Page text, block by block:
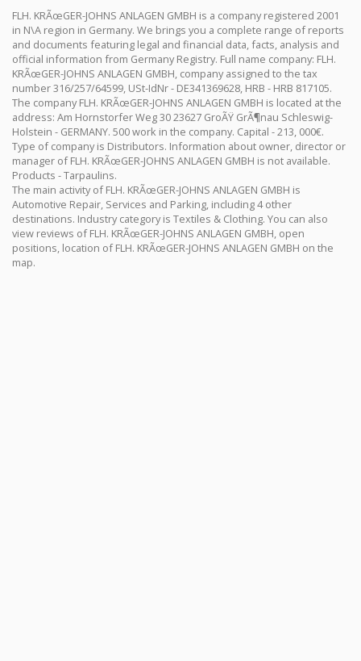
FLH. KRÃœGER-JOHNS ANLAGEN GMBH is a company registered 2001
in N\A region in Germany. We brings you a complete range of reports
and documents featuring legal and financial data, facts, analysis and
official information from Germany Registry. Full name company: FLH.
KRÃœGER-JOHNS ANLAGEN GMBH, company assigned to the tax
number 316/257/64599, USt-IdNr - DE341369628, HRB - HRB 817105.
The company FLH. KRÃœGER-JOHNS ANLAGEN GMBH is located at the
address: Am Hornstorfer Weg 30 23627 GroÃŸ GrÃ¶nau Schleswig-
Holstein - GERMANY. 500 work in the company. Capital - 213, 000€.
Type of company is Distributors. Information about owner, director or
manager of FLH. KRÃœGER-JOHNS ANLAGEN GMBH is not available.
Products - Tarpaulins.
The main activity of FLH. KRÃœGER-JOHNS ANLAGEN GMBH is
Automotive Repair, Services and Parking, including 4 other
destinations. Industry category is Textiles & Clothing. You can also
view reviews of FLH. KRÃœGER-JOHNS ANLAGEN GMBH, open
positions, location of FLH. KRÃœGER-JOHNS ANLAGEN GMBH on the
map.